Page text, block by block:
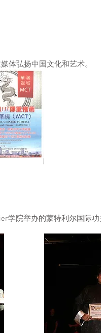
体弘扬中国文化和艺术。
学院举办的蒙特利尔国际功